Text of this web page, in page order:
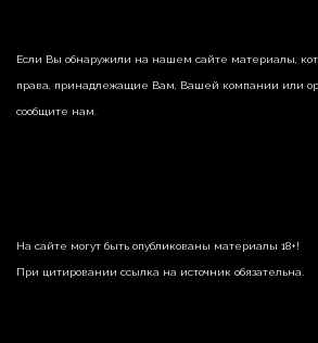
Если Вы обнаружили на нашем сайте материалы,
права, принадлежащие Вам, Вашей компании или
сообщите нам.
На сайте могут быть опубликованы материалы 18+!
При цитировании ссылка на источник обязательна.